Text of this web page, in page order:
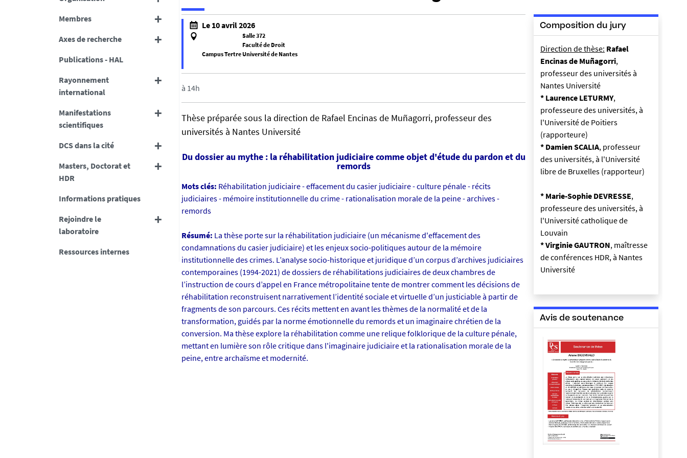
Membres
Axes de recherche
Publications - HAL
Rayonnement
international
Manifestations
scientifiques
DCS dans la cité
Masters, Doctorat et
HDR
Informations pratiques
Rejoindre le
laboratoire
Ressources internes
h
s
/
/
d
c
.
i
v
-
a
n
t
e
s
.
f
r
/
m
e
Le 10 avril 2026
Campus Tertre
Salle 372
Faculté de Droit
Université de Nantes
f
a
e
f
l
e
à 14h
Thèse préparée sous la direction de Rafael Encinas de Muñagorri, professeur des
universités à Nantes Université
Du dossier au mythe : la réhabilitation judiciaire comme objet d'étude du pardon et du
remords
Mots clés: Réhabilitation judiciaire - effacement du casier judiciaire - culture pénale - récits
judiciaires - mémoire institutionnelle du crime - rationalisation morale de la peine - archives -
remords
Résumé: La thèse porte sur la réhabilitation judiciaire (un mécanisme d'effacement des
condamnations du casier judiciaire) et les enjeux socio-politiques autour de la mémoire
institutionnelle des crimes. L’analyse socio-historique et juridique d’un corpus d’archives judiciaires
contemporaines (1994-2021) de dossiers de réhabilitations judiciaires de deux chambres de
l’instruction de cours d’appel en France métropolitaine tente de montrer comment les décisions de
réhabilitation reconstruisent narrativement l’identité sociale et virtuelle d’un justiciable à partir de
fragments de son parcours. Ces récits mettent en avant les thèmes de la normalité et de la
transformation, guidés par la norme émotionnelle du remords et un imaginaire chrétien de la
conversion. Ma thèse explore la réhabilitation comme une relique folklorique de la culture pénale,
mettant en lumière son rôle critique dans l'imaginaire judiciaire et la rationalisation morale de la
peine, entre archaïsme et modernité.
Composition du jury
Direction de thèse: Rafael
Encinas de Muñagorri,
professeur des universités à
Nantes Université
* Laurence LETURMY,
professeure des universités, à
l'Université de Poitiers
(rapporteure)
* Damien SCALIA, professeur
des universités, à l'Université
libre de Bruxelles (rapporteur)
* Marie-Sophie DEVRESSE,
professeure des universités, à
l'Université catholique de
Louvain
* Virginie GAUTRON, maîtresse
de conférences HDR, à Nantes
Université
Avis de soutenance